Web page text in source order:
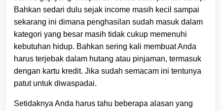
Bahkan sedari dulu sejak income masih kecil sampai
sekarang ini dimana penghasilan sudah masuk dalam
kategori yang besar masih tidak cukup memenuhi
kebutuhan hidup. Bahkan sering kali membuat Anda
harus terjebak dalam hutang atau pinjaman, termasuk
dengan kartu kredit. Jika sudah semacam ini tentunya
patut untuk diwaspadai.
Setidaknya Anda harus tahu beberapa alasan yang